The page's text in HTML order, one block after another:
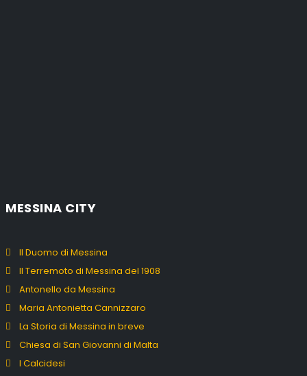
MESSINA CITY
Il Duomo di Messina
Il Terremoto di Messina del 1908
Antonello da Messina
Maria Antonietta Cannizzaro
La Storia di Messina in breve
Chiesa di San Giovanni di Malta
I Calcidesi